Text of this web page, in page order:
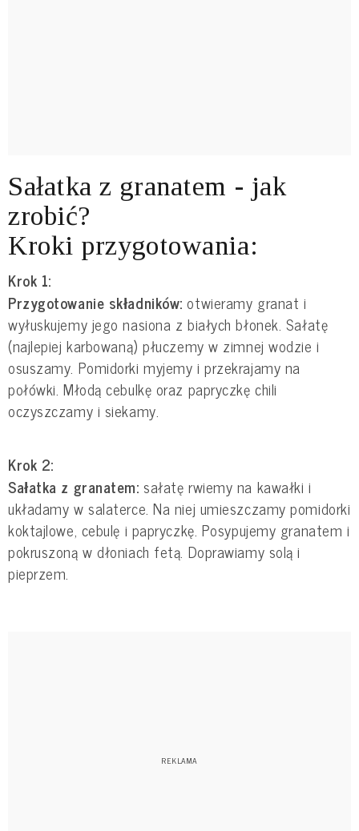
Sałatka z granatem - jak
zrobić?
Kroki przygotowania:
Krok 1:
Przygotowanie składników: otwieramy granat i
wyłuskujemy jego nasiona z białych błonek. Sałatę
(najlepiej karbowaną) płuczemy w zimnej wodzie i
osuszamy. Pomidorki myjemy i przekrajamy na
połówki. Młodą cebulkę oraz papryczkę chili
oczyszczamy i siekamy.
Krok 2:
Sałatka z granatem:sałatę rwiemy na kawałki i
układamy w salaterce. Na niej umieszczamy pomidorki
koktajlowe, cebulę i papryczkę. Posypujemy granatem i
pokruszoną w dłoniach fetą. Doprawiamy solą i
pieprzem.